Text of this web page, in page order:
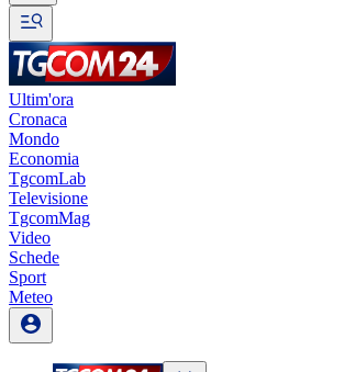
Ultim'ora
Cronaca
Mondo
Economia
TgcomLab
Televisione
TgcomMag
Video
Schede
Sport
Meteo